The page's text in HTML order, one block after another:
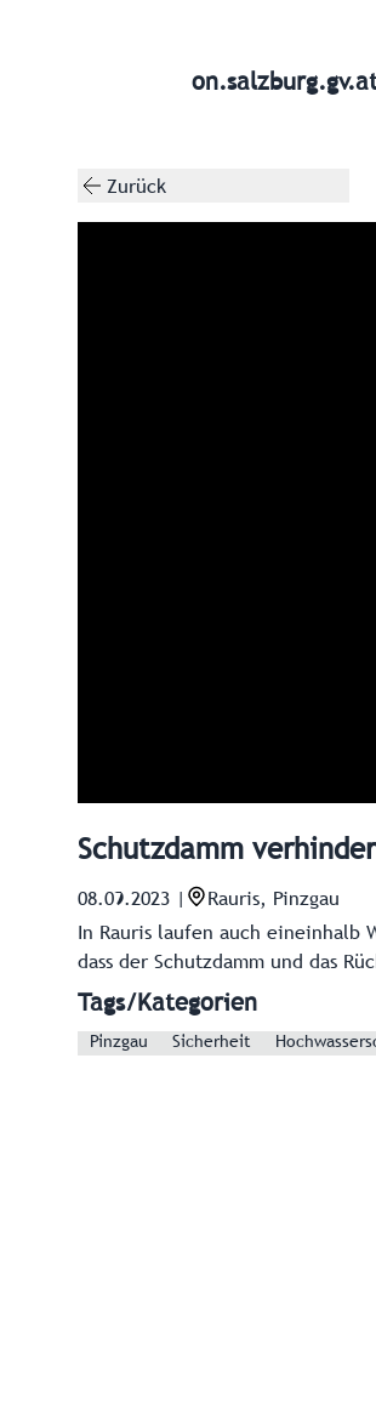
Zurück
Schutzdamm
08.09.2023
Rauris, Pinzgau
In Rauris laufen auch
dass der Schutzdamm und das
Tags/Kategorien
Pinzgau Sicherheit